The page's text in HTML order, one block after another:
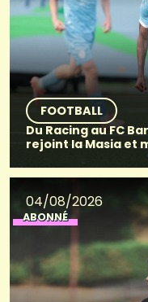
FOOTBALL
Du Racing au FC
rejoint la Masia et
04/08/2026
ABONNÉ